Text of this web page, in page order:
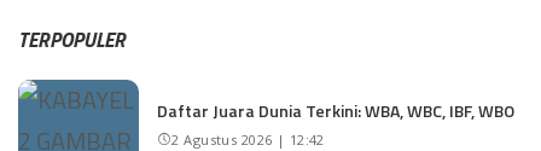
TERPOPULER
Daftar Juara Dunia Terkini: WBA, WBC, IBF, WBO
2 Agustus 2026 | 12:42